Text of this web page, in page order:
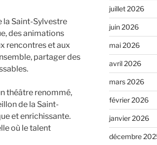
la Saint-Sylvestre
des animations
rencontres et aux
partager des
théâtre renommé,
de la Saint-
et enrichissante.
où le talent
juillet 2026
juin 2026
mai 2026
avril 2026
mars 2026
février 2026
janvier 2026
décembre